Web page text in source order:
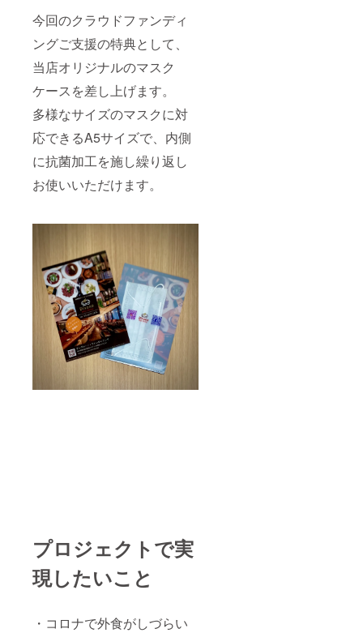
今回のクラウドファンディ
ングご支援の特典として、
当店オリジナルのマスク
ケースを差し上げます。
多様なサイズのマスクに対
応できるA5サイズで、内側
に抗菌加工を施し繰り返し
お使いいただけます。
プロジェクトで実
現したいこと
・コロナで外食がしづらい